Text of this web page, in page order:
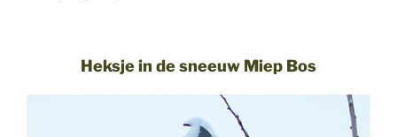
Heksje in de sneeuw Miep Bos